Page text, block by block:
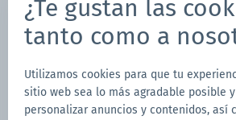
¿Te gustan las
tanto como a
Utilizamos cookies para que tu
sitio web sea lo más agradable posible
personalizar anuncios y contenidos, así